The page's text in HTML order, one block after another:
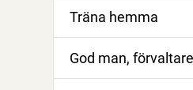
Träna hemma
God man,